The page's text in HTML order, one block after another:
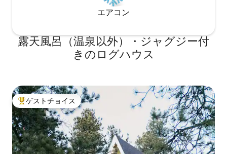
エアコン
露天風呂（温泉以外）・ジャグジー付
きのログハウス
大好評のゲストチョイスです。
ゲストチョイス